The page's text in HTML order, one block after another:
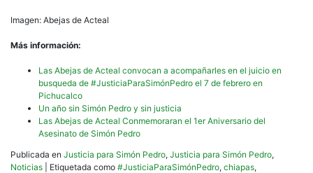
Imagen: Abejas de Acteal
Más información:
Las Abejas de Acteal convocan a acompañarles en el juicio en
busqueda de #JusticiaParaSimónPedro el 7 de febrero en
Pichucalco
Un año sin Simón Pedro y sin justicia
Las Abejas de Acteal Conmemoraran el 1er Aniversario del
Asesinato de Simón Pedro
Publicada en Justicia para Simón Pedro, Justicia para Simón Pedro,
Noticias
Etiquetada como #JusticiaParaSimónPedro, chiapas,